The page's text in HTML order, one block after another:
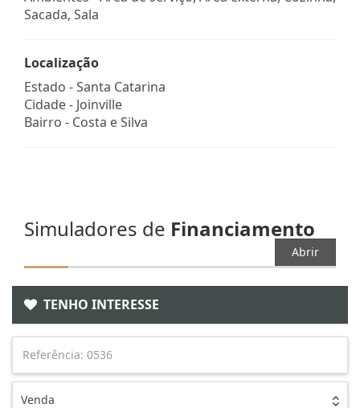
Sacada, Sala
Localização
Estado -Santa Catarina
Cidade - Joinville
Bairro - Costa e Silva
Simuladores de Financiamento
Abrir
TENHO INTERESSE
Venda